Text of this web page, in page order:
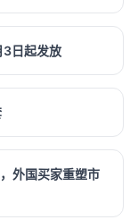
3日起发放
外国买家重塑市